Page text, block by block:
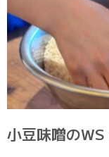
小豆味噌の